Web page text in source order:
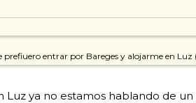
entrar por Bareges y alojarme en Luz
ya no estamos hablando de un